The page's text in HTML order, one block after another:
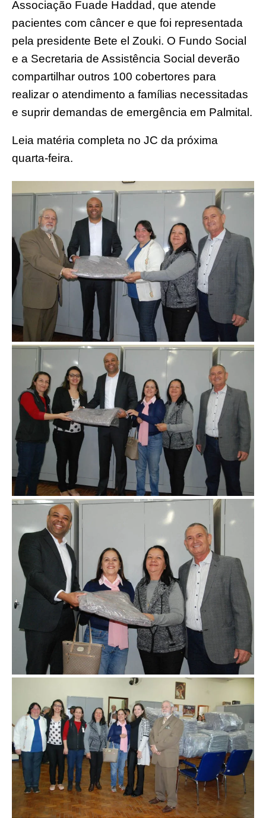
Associação Fuade Haddad, que atende
pacientes com câncer e que foi representada
pela presidente Bete el Zouki. O Fundo Social
e a Secretaria de Assistência Social deverão
compartilhar outros 100 cobertores para
realizar o atendimento a famílias necessitadas
e suprir demandas de emergência em Palmital.
Leia matéria completa no JC da próxima
quarta-feira.